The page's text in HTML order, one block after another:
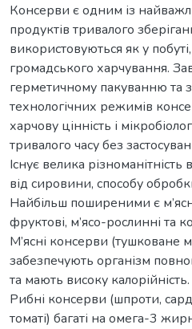
Консерви є одним із
продуктів тривалого
використовуються як у побуті,
громадського харчування.
герметичному пакуванню та
технологічних режимів
харчову цінність і
тривалого часу без
Існує велика
від сировини, способу
Найбільш поширеними є
фруктові, м’ясо-рослинні та
М’ясні консерви (тушковане
забезпечують організм
та мають високу калорійність.
Рибні консерви (шпроти,
томаті) багаті на омега-3